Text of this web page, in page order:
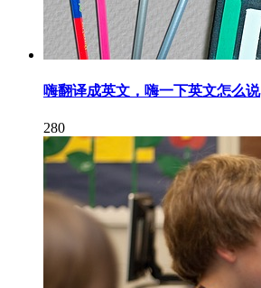
嗨翻译成英文，嗨一下英文怎么说
280